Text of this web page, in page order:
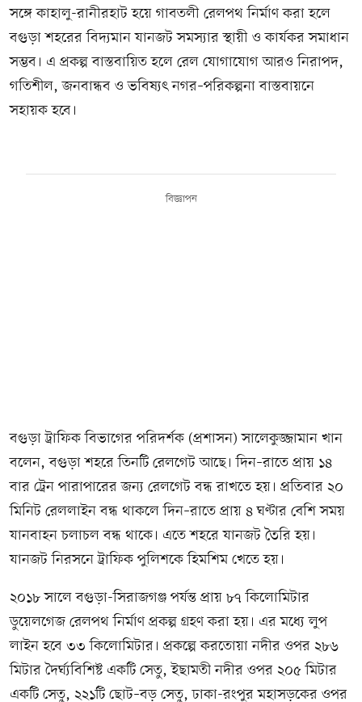
সঙ্গে কাহালু-রানীরহাট হয়ে গাবতলী রেলপথ নির্মাণ করা হলে
বগুড়া শহরের বিদ্যমান যানজট সমস্যার স্থায়ী ও কার্যকর সমাধান
সম্ভব। এ প্রকল্প বাস্তবায়িত হলে রেল যোগাযোগ আরও নিরাপদ,
গতিশীল, জনবান্ধব ও ভবিষ্যৎ নগর–পরিকল্পনা বাস্তবায়নে
সহায়ক হবে।
বিজ্ঞাপন
বগুড়া ট্রাফিক বিভাগের পরিদর্শক (প্রশাসন) সালেকুজ্জামান খান
বলেন, বগুড়া শহরে তিনটি রেলগেট আছে। দিন–রাতে প্রায় ১৪
বার ট্রেন পারাপারের জন্য রেলগেট বন্ধ রাখতে হয়। প্রতিবার ২০
মিনিট রেললাইন বন্ধ থাকলে দিন–রাতে প্রায় ৪ ঘণ্টার বেশি সময়
যানবাহন চলাচল বন্ধ থাকে। এতে শহরে যানজট তৈরি হয়।
যানজট নিরসনে ট্রাফিক পুলিশকে হিমশিম খেতে হয়।
২০১৮ সালে বগুড়া-সিরাজগঞ্জ পর্যন্ত প্রায় ৮৭ কিলোমিটার
ডুয়েলগেজ রেলপথ নির্মাণ প্রকল্প গ্রহণ করা হয়। এর মধ্যে লুপ
লাইন হবে ৩৩ কিলোমিটার। প্রকল্পে করতোয়া নদীর ওপর ২৮৬
মিটার দৈর্ঘ্যবিশিষ্ট একটি সেতু, ইছামতী নদীর ওপর ২০৫ মিটার
একটি সেতু, ২২১টি ছোট–বড় সেতু, ঢাকা-রংপুর মহাসড়কের ওপর